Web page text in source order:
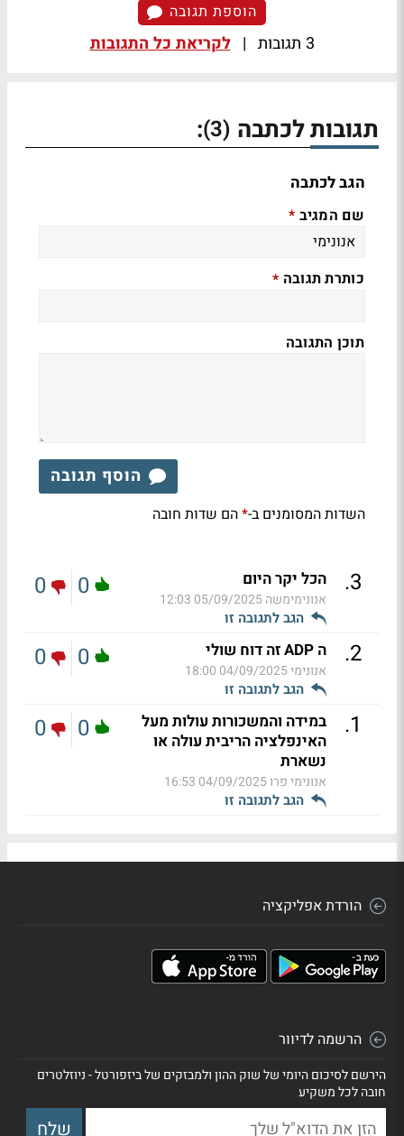
הוספת תגובה
3 תגובות | לקריאת כל התגובות
תגובות לכתבה (3)
:
הגב לכתבה
שם המגיב *
כותרת תגובה *
תוכן התגובה
הוסף תגובה
השדות המסומנים ב-*הם שדות חובה
3
. הכל יקר היום
אנונימימשה05/09/2025 12:03
הגב לתגובה זו
0
0
2
. ה ADP זה דוח שולי
אנונימי04/09/2025 18:00
הגב לתגובה זו
0
0
1
.
במידה והמשכורות עולות מעל
האינפלציה הריבית עולה או
נשארת
אנונימי פרו04/09/2025 16:53
הגב לתגובה זו
0
0
הורדת אפליקציה
הרשמה לדיוור
הירשם לסיכום היומי של שוק ההון ולמבזקים של ביזפורטל - ניוזלטרים
חובה לכל משקיע